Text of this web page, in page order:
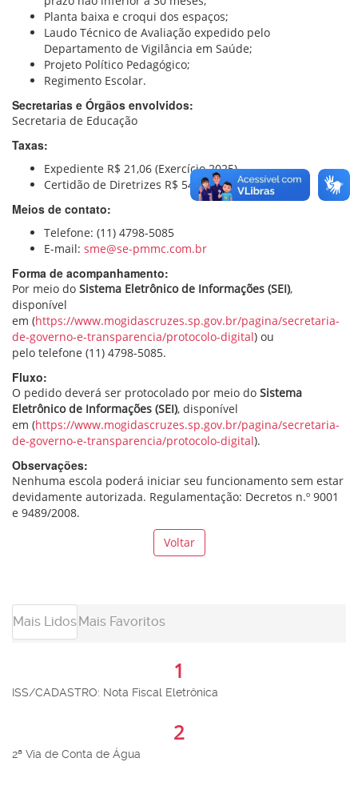
Planta baixa e croqui dos espaços;
Laudo Técnico de Avaliação expedido pelo
Departamento de Vigilância em Saúde;
Projeto Político Pedagógico;
Regimento Escolar.
Secretarias e Órgãos envolvidos:
Secretaria de Educação
Taxas:
Expediente R$ 21,06 (Exercício 2025).
Certidão de Diretrizes R$ 54,37 (exercício 2013)
Meios de contato:
Telefone: (11) 4798-5085
E-mail: sme@se-pmmc.com.br
Forma de acompanhamento:
Por meio do Sistema Eletrônico de Informações (SEI),
disponível
em (https://www.mogidascruzes.sp.gov.br/pagina/secretaria-
de-governo-e-transparencia/protocolo-digital) ou
pelo telefone (11) 4798-5085.
Fluxo:
O pedido deverá ser protocolado por meio do Sistema
Eletrônico de Informações (SEI), disponível
em (https://www.mogidascruzes.sp.gov.br/pagina/secretaria-
de-governo-e-transparencia/protocolo-digital).
Observações:
Nenhuma escola poderá iniciar seu funcionamento sem estar
devidamente autorizada. Regulamentação: Decretos n.º 9001
e 9489/2008.
Voltar
Mais LidosMais Favoritos
1
ISS/CADASTRO: Nota Fiscal Eletrônica
2
2ª Via de Conta de Água